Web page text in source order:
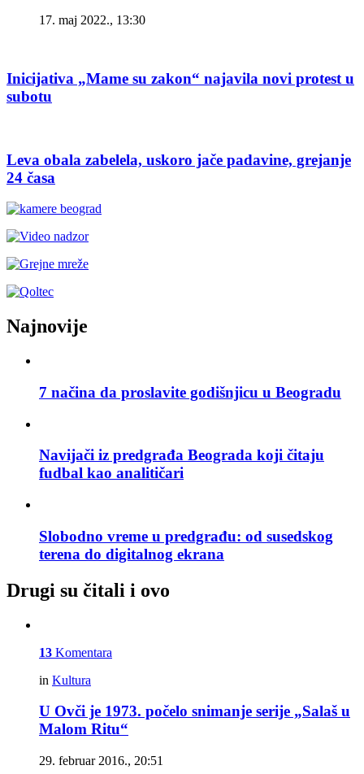
17. maj 2022., 13:30
Inicijativa „Mame su zakon“ najavila novi protest u
subotu
Leva obala zabelela, uskoro jače padavine, grejanje
24 časa
Najnovije
7 načina da proslavite godišnjicu u Beogradu
Navijači iz predgrađa Beograda koji čitaju
fudbal kao analitičari
Slobodno vreme u predgrađu: od susedskog
terena do digitalnog ekrana
Drugi su čitali i ovo
13 Komentara
in Kultura
U Ovči je 1973. počelo snimanje serije „Salaš u
Malom Ritu“
29. februar 2016., 20:51